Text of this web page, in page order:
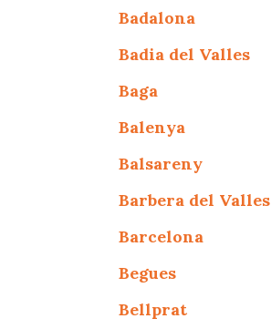
Badalona
Badia del Valles
Baga
Balenya
Balsareny
Barbera del Valles
Barcelona
Begues
Bellprat